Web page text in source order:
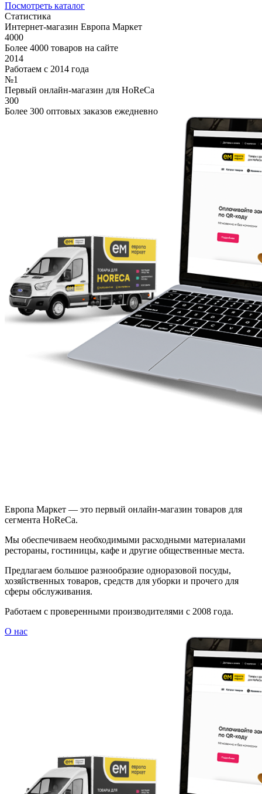
Посмотреть каталог
Статистика
Интернет-магазин Европа Маркет
4000
Более 4000 товаров на сайте
2014
Работаем с 2014 года
№1
Первый онлайн-магазин для HoReCa
300
Более 300 оптовых заказов ежедневно
Европа Маркет — это первый онлайн-магазин товаров для
сегмента HoReCa.
Мы обеспечиваем необходимыми расходными материалами
рестораны, гостиницы, кафе и другие общественные места.
Предлагаем большое разнообразие одноразовой посуды,
хозяйственных товаров, средств для уборки и прочего для
сферы обслуживания.
Работаем с проверенными производителями с 2008 года.
О нас